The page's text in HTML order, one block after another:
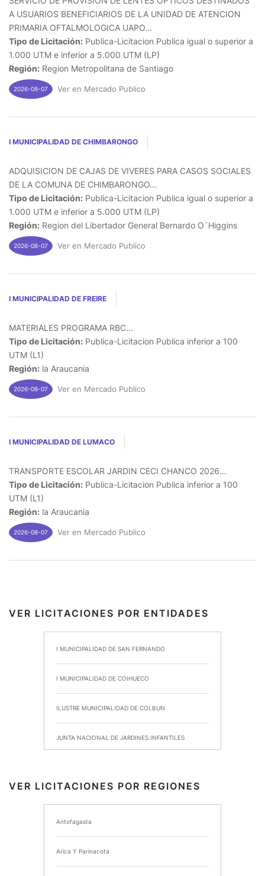
A USUARIOS BENEFICIARIOS DE LA UNIDAD DE ATENCION
PRIMARIA OFTALMOLOGICA UAPO...
Tipo de Licitación: Publica-Licitacion Publica igual o superior a
1.000 UTM e inferior a 5.000 UTM (LP)
Región: Region Metropolitana de Santiago
2026-08-07 Ver en Mercado Publico
I MUNICIPALIDAD DE CHIMBARONGO
ADQUISICION DE CAJAS DE VIVERES PARA CASOS SOCIALES
DE LA COMUNA DE CHIMBARONGO...
Tipo de Licitación: Publica-Licitacion Publica igual o superior a
1.000 UTM e inferior a 5.000 UTM (LP)
Región: Region del Libertador General Bernardo O´Higgins
2026-08-07 Ver en Mercado Publico
I MUNICIPALIDAD DE FREIRE
MATERIALES PROGRAMA RBC...
Tipo de Licitación: Publica-Licitacion Publica inferior a 100
UTM (L1)
Región: la Araucania
2026-08-07 Ver en Mercado Publico
I MUNICIPALIDAD DE LUMACO
TRANSPORTE ESCOLAR JARDIN CECI CHANCO 2026...
Tipo de Licitación: Publica-Licitacion Publica inferior a 100
UTM (L1)
Región: la Araucania
2026-08-07 Ver en Mercado Publico
VER LICITACIONES POR ENTIDADES
I MUNICIPALIDAD DE SAN FERNANDO
I MUNICIPALIDAD DE COIHUECO
ILUSTRE MUNICIPALIDAD DE COLBUN
JUNTA NACIONAL DE JARDINES INFANTILES
I MUNICIPALIDAD DE CHIMBARONGO
INSTITUTO NACIONAL DE DEPORTES DE CHILE
VER LICITACIONES POR REGIONES
Antofagasta
Arica Y Parinacota